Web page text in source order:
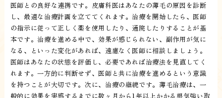
医師との良好な連携です。皮膚科医はあなたの薄毛の原因を診断
し、最適な治療計画を立ててくれます。治療を開始したら、医師
の指示に従って正しく薬を使用したり、通院したりすることが基
本です。治療を進める中で、効果が感じられない、副作用が気に
なる、といった変化があれば、遠慮なく医師に相談しましょう。
医師はあなたの状態を評価し、必要であれば治療法を見直してく
れます。一方的に判断せず、医師と共に治療を進めるという意識
を持つことが大切です。次に、治療の継続です。薄毛治療は、一
般的に効果を実感するまでに数ヶ月から1年以上かかる根気強い取